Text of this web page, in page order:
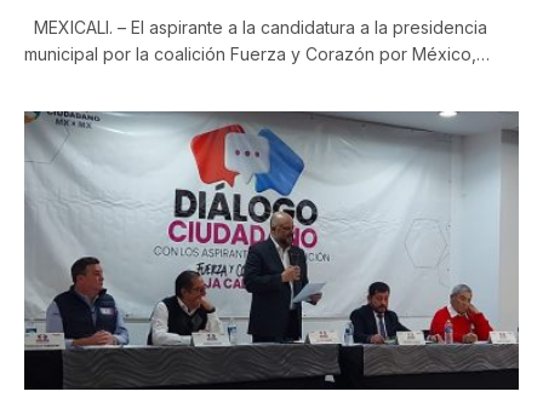
MEXICALI. – El aspirante a la candidatura a la presidencia
municipal por la coalición Fuerza y Corazón por México,…